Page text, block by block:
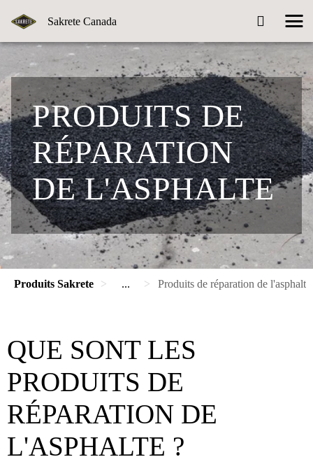
Sakrete Canada
PRODUITS DE
RÉPARATION
DE L'ASPHALTE
Produits Sakrete ... Produits de réparation de l'asphalte
QUE SONT LES
PRODUITS DE
RÉPARATION DE
L'ASPHALTE ?